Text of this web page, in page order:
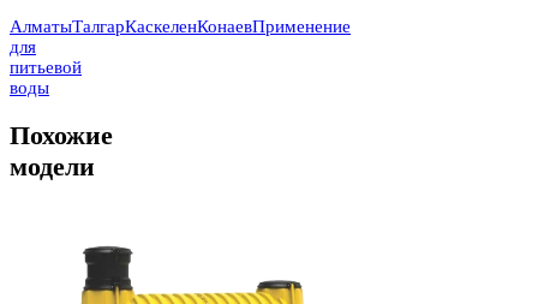
АлматыТалгарКаскеленКонаевПрименение
для
питьевой
воды
Похожие
модели